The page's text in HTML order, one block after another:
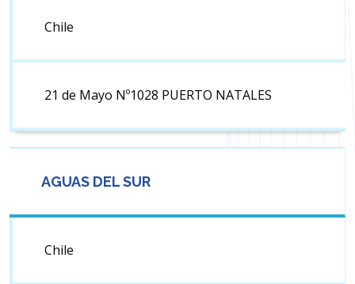
Chile
21 de Mayo Nº1028 PUERTO NATALES
AGUAS DEL SUR
Chile